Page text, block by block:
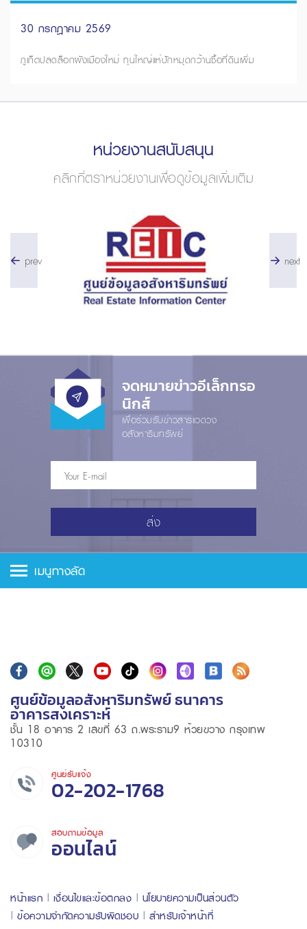
30 กรกฎาคม 2569
ภูเก็ตปลดล็อกผังเมืองใหม่ ทุนใหญ่แห่ปักหมุดกว้านซื้อที่ดินเพิ่ม
หน่วยงานสนับสนุน
คลิกที่ตราหน่วยงานเพื่อดูข้อมูลเพิ่มเติม
prev next
จดหมายข่าวอีเล็กทรอ
นิกส์
เพื่อร่วมรับข่าวสารแวดวง
อสังหาริมทรัพย์
ส่ง
เมนูทางลัด
ศูนย์ข้อมูลอสังหาริมทรัพย์ ธนาคาร
อาคารสงเคราะห์
ชั้น 18 อาคาร 2 เลขที่ 63 ถ.พระราม9 ห้วยขวาง กรุงเทพ
10310
ศูนย์รับแจ้ง
02-202-1768
สอบถามข้อมูล
ออนไลน์
หน้าแรก เงื่อนไขและข้อตกลง
นโยบายความเป็นส่วนตัว
ข้อความจำกัดความรับผิดชอบ
สำหรับเจ้าหน้าที่